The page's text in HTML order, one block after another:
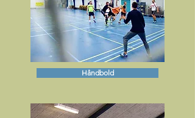
Håndbold